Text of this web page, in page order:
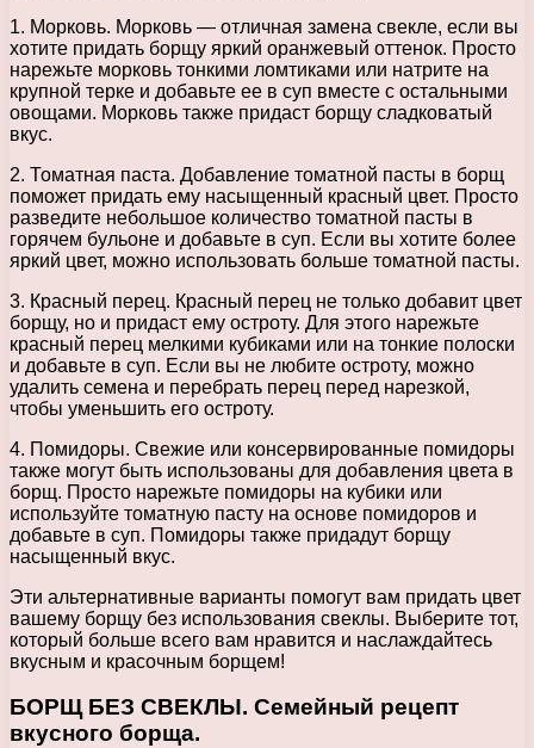
1. Морковь. Морковь — отличная замена свекле, если вы
хотите придать борщу яркий оранжевый оттенок. Просто
нарежьте морковь тонкими ломтиками или натрите на
крупной терке и добавьте ее в суп вместе с остальными
овощами. Морковь также придаст борщу сладковатый
вкус.
2. Томатная паста. Добавление томатной пасты в борщ
поможет придать ему насыщенный красный цвет. Просто
разведите небольшое количество томатной пасты в
горячем бульоне и добавьте в суп. Если вы хотите более
яркий цвет, можно использовать больше томатной пасты.
3. Красный перец. Красный перец не только добавит цвет
борщу, но и придаст ему остроту. Для этого нарежьте
красный перец мелкими кубиками или на тонкие полоски
и добавьте в суп. Если вы не любите остроту, можно
удалить семена и перебрать перец перед нарезкой,
чтобы уменьшить его остроту.
4. Помидоры. Свежие или консервированные помидоры
также могут быть использованы для добавления цвета в
борщ. Просто нарежьте помидоры на кубики или
используйте томатную пасту на основе помидоров и
добавьте в суп. Помидоры также придадут борщу
насыщенный вкус.
Эти альтернативные варианты помогут вам придать цвет
вашему борщу без использования свеклы. Выберите тот,
который больше всего вам нравится и наслаждайтесь
вкусным и красочным борщем!
БОРЩ БЕЗ СВЕКЛЫ. Семейный рецепт
вкусного борща.